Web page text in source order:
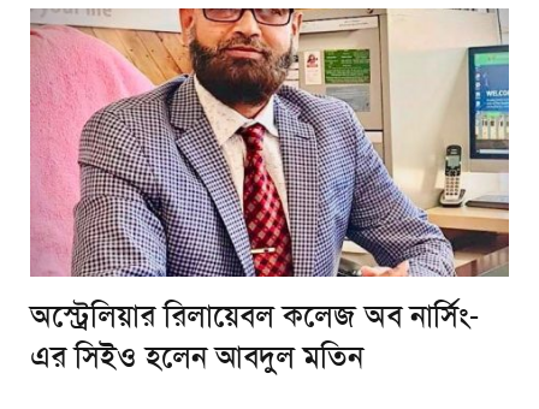
অস্ট্রেলিয়ার রিলায়েবল কলেজ অব নার্সিং-
এর সিইও হলেন আবদুল মতিন